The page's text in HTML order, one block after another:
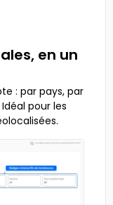
en un
: par pays, par
pour les